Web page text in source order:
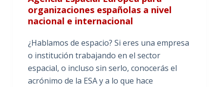
organizaciones españolas a nivel
nacional e internacional
¿Hablamos de espacio? Si eres una empresa
o institución trabajando en el sector
espacial, o incluso sin serlo, conocerás el
acrónimo de la ESA y a lo que hace